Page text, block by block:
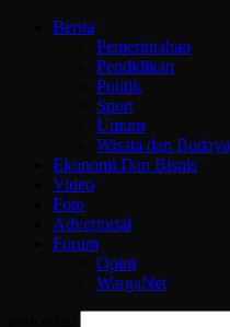
Berita
Pemerintahan
Pendidikan
Politik
Sport
Umum
Wisata dan Budaya
Ekonomi Dan Bisnis
Video
Foto
Advertorial
Forum
Opini
WargaNet